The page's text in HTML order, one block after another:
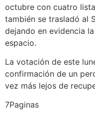
octubre con cuatro
también se trasladó al
dejando en evidencia
espacio.
La votación de este
confirmación de un
vez más lejos de
7Paginas